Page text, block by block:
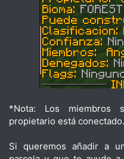
*Nota: Los miembros
propietario está conectado.
Si queremos añadir a